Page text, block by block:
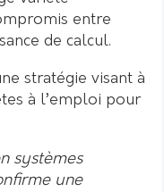
entre
de calcul.
stratégie visant à
à l’emploi pour
systèmes
une